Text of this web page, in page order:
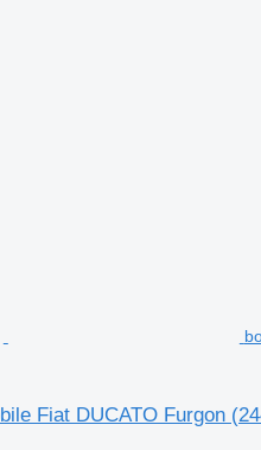
Fiat DUCATO Furgon